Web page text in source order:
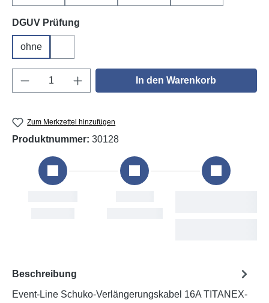
DGUV Prüfung
ohne
Produkt Anzahl: Gib den gewünschten
In den Warenkorb
Zum Merkzettel hinzufügen
Produktnummer: 30128
Beschreibung
Event-Line Schuko-Verlängerungskabel 16A TITANEX-